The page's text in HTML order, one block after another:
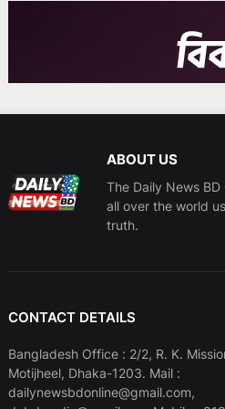
ABOUT US
The Daily News
all over the world
truth.
CONTACT DETAILS
Bangladesh Office : 2/2, R. K.
Motijheel, Dhaka-1203. Mail :
dailynewsbdonline@gmail.com,